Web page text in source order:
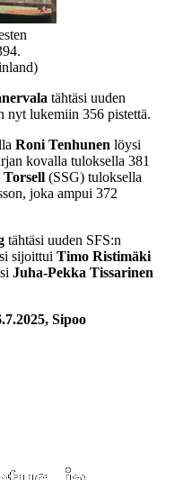
tähtäsi uuden
nyt lukemiin 356 pistettä.
Roni Tenhunen löysi
kovalla tuloksella 381
Torsell (SSG) tuloksella
joka ampui 372
tähtäsi uuden SFS:n
sijoittui Timo Ristimäki
Juha-Pekka Tissarinen
Sipoo